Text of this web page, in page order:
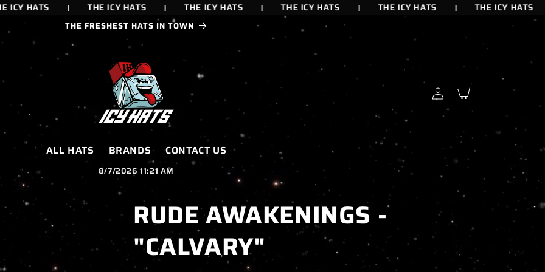
HATS THE ICY HATS THE ICY HATS THE ICY HATS THE ICY HATS THE ICY HATS
THE FRESHEST HATS IN TOWN
ALL HATS BRANDS CONTACT US
Iniciar
sesión
Carrito
8/7/2026 11:21 AM
RUDE AWAKENINGS -
"CALVARY"